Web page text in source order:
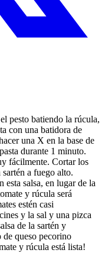
pesto batiendo la rúcula,
con una batidora de
una X en la base de
durante 1 minuto.
fácilmente. Cortar los
sartén a fuego alto.
esta salsa, en lugar de la
y rúcula será
estén casi
y la sal y una pizca
de la sartén y
queso pecorino
y rúcula está lista!